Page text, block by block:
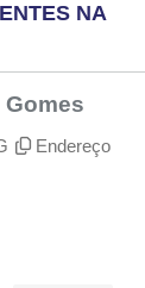
NA
Endereço